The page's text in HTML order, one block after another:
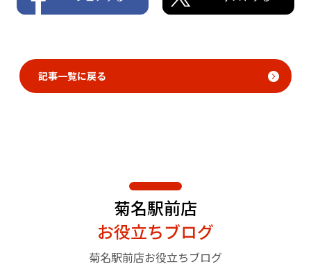
記事一覧に戻る
菊名駅前店
お役立ちブログ
菊名駅前店お役立ちブログ